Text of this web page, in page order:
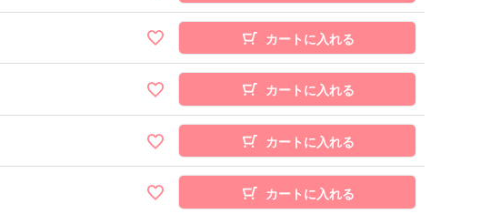
カートに入れる
カートに入れる
カートに入れる
カートに入れる